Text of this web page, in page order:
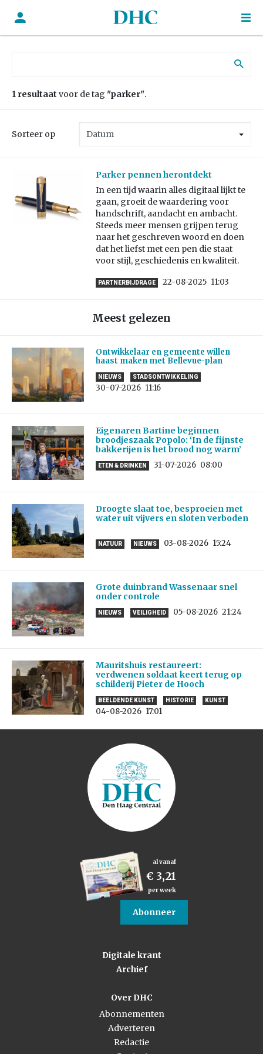
1 resultaat voor de tag "parker".
Sorteer op
Parker pennen herontdekt
In een tijd waarin alles digitaal lijkt te
gaan, groeit de waardering voor
handschrift, aandacht en ambacht.
Steeds meer mensen grijpen terug
naar het geschreven woord en doen
dat het liefst met een pen die staat
voor stijl, geschiedenis en kwaliteit.
PARTNERBIJDRAGE 22-08-2025 11:03
Meest gelezen
Ontwikkelaar en gemeente willen
haast maken met Bellevue-plan
NIEUWS STADSONTWIKKELING
30-07-2026 11:16
Eigenaren Bartine beginnen
broodjeszaak Popolo: ‘In de fijnste
bakkerijen is het brood nog warm’
ETEN & DRINKEN 31-07-2026 08:00
Droogte slaat toe, besproeien met
water uit vijvers en sloten verboden
NATUUR NIEUWS 03-08-2026 15:24
Grote duinbrand Wassenaar snel
onder controle
NIEUWS VEILIGHEID 05-08-2026 21:24
Mauritshuis restaureert:
verdwenen soldaat keert terug op
schilderij Pieter de Hooch
BEELDENDE KUNST HISTORIE KUNST
04-08-2026 17:01
al vanaf
€ 3,21
per week
Abonneer
Digitale krant
Archief
Over DHC
Abonnementen
Adverteren
Redactie